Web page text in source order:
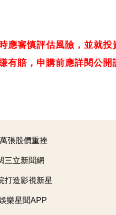
應審慎評估風險，並就投
有賠，申購前應詳閱公開
張股價重挫
立新聞網
打造影視新星
樂星聞APP